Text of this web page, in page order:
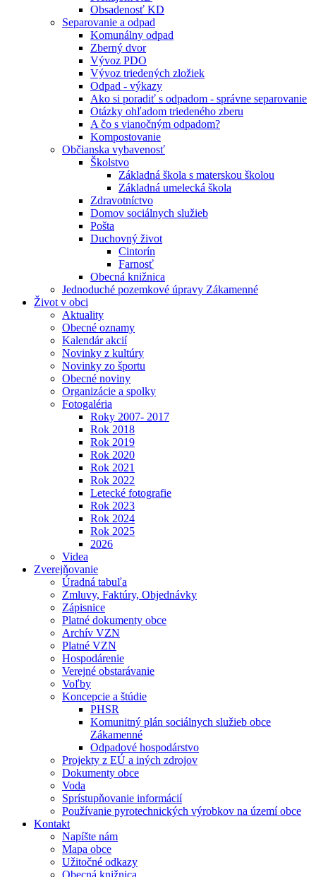
Obsadenosť KD
Separovanie a odpad
Komunálny odpad
Zberný dvor
Vývoz PDO
Vývoz triedených zložiek
Odpad - výkazy
Ako si poradiť s odpadom - správne separovanie
Otázky ohľadom triedeného zberu
A čo s vianočným odpadom?
Kompostovanie
Občianska vybavenosť
Školstvo
Základná škola s materskou školou
Základná umelecká škola
Zdravotníctvo
Domov sociálnych služieb
Pošta
Duchovný život
Cintorín
Farnosť
Obecná knižnica
Jednoduché pozemkové úpravy Zákamenné
Život v obci
Aktuality
Obecné oznamy
Kalendár akcií
Novinky z kultúry
Novinky zo športu
Obecné noviny
Organizácie a spolky
Fotogaléria
Roky 2007- 2017
Rok 2018
Rok 2019
Rok 2020
Rok 2021
Rok 2022
Letecké fotografie
Rok 2023
Rok 2024
Rok 2025
2026
Videa
Zverejňovanie
Úradná tabuľa
Zmluvy, Faktúry, Objednávky
Zápisnice
Platné dokumenty obce
Archív VZN
Platné VZN
Hospodárenie
Verejné obstarávanie
Voľby
Koncepcie a štúdie
PHSR
Komunitný plán sociálnych služieb obce
Zákamenné
Odpadové hospodárstvo
Projekty z EÚ a iných zdrojov
Dokumenty obce
Voda
Sprístupňovanie informácií
Používanie pyrotechnických výrobkov na území obce
Kontakt
Napíšte nám
Mapa obce
Užitočné odkazy
Obecná knižnica